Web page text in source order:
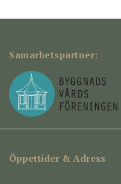
Samarbetspartner:
Öppettider & Adress